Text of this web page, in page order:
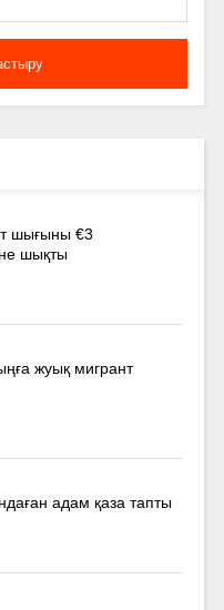
шығыны €3
шықты
жуық мигрант
адам қаза тапты